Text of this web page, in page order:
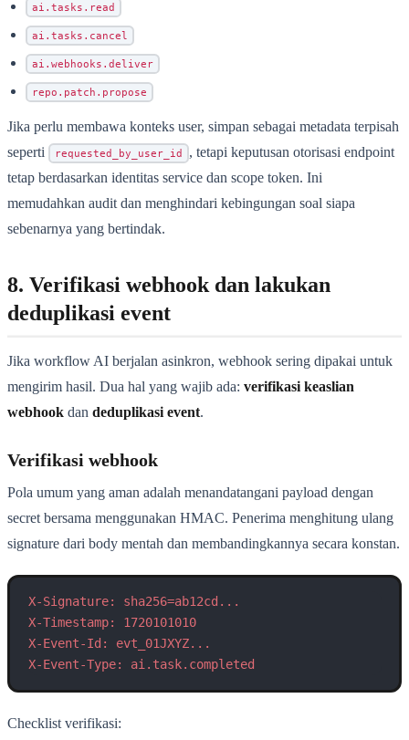
ai.tasks.read
ai.tasks.cancel
ai.webhooks.deliver
repo.patch.propose
Jika perlu membawa konteks user, simpan sebagai metadata terpisah
seperti
requested_by_user_id
, tetapi keputusan otorisasi endpoint
tetap berdasarkan identitas service dan scope token. Ini
memudahkan audit dan menghindari kebingungan soal siapa
sebenarnya yang bertindak.
8. Verifikasi webhook dan lakukan
deduplikasi event
Jika workflow AI berjalan asinkron, webhook sering dipakai untuk
mengirim hasil. Dua hal yang wajib ada: verifikasi keaslian
webhook dan deduplikasi event.
Verifikasi webhook
Pola umum yang aman adalah menandatangani payload dengan
secret bersama menggunakan HMAC. Penerima menghitung ulang
signature dari body mentah dan membandingkannya secara konstan.
X-Signature: sha256=ab12cd...
X-Timestamp: 1720101010
X-Event-Id: evt_01JXYZ...
X-Event-Type: ai.task.completed
Checklist verifikasi: